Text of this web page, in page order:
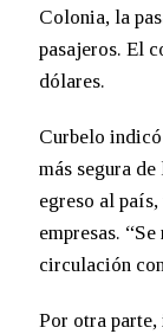
Colonia, la
pasajeros. El
dólares.
Curbelo
más segura
egreso al
empresas.
circulación
Por otra